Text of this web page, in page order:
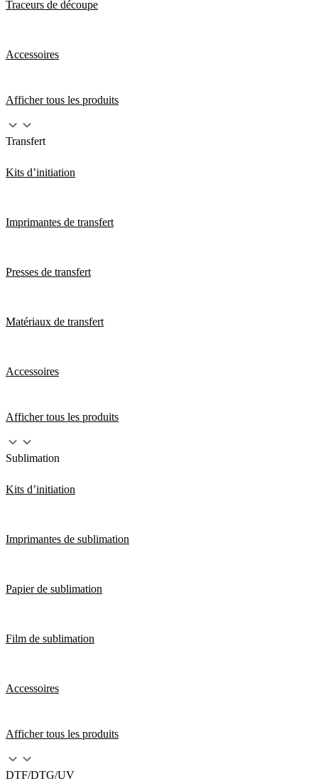
Traceurs de découpe
Accessoires
Afficher tous les produits
Transfert
Kits d’initiation
Imprimantes de transfert
Presses de transfert
Matériaux de transfert
Accessoires
Afficher tous les produits
Sublimation
Kits d’initiation
Imprimantes de sublimation
Papier de sublimation
Film de sublimation
Accessoires
Afficher tous les produits
DTF/DTG/UV